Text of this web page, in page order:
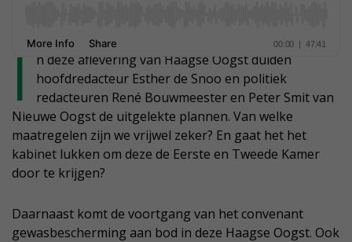
I
n deze aflevering van Haagse Oogst duiden
hoofdredacteur Esther de Snoo en politiek
redacteuren René Bouwmeester en Peter Smit van
Nieuwe Oogst de uitgelekte plannen. Van welke
maatregelen zijn we vrijwel zeker? En gaat het het
kabinet lukken om deze de Eerste en Tweede Kamer
door te krijgen?
Daarnaast komt de voortgang van het convenant
gewasbescherming aan bod in deze Haagse Oogst. Ook